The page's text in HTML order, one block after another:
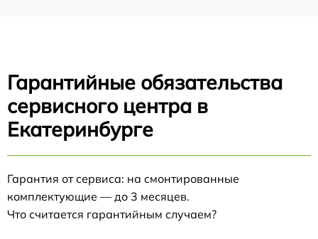
Гарантийные обязательства
сервисного центра в
Екатеринбурге
Гарантия от сервиса: на смонтированные
комплектующие — до 3 месяцев.
Что считается гарантийным случаем?